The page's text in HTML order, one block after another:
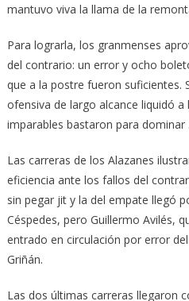
mantuvo viva la llama de la
Para lograrla, los granmenses
del contrario: un error y ocho
que a la postre fueron suficientes.
ofensiva de largo alcance liquidó
imparables bastaron para dominar
Las carreras de los Alazanes
eficiencia ante los fallos del
sin pegar jit y la del empate llegó
Céspedes, pero Guillermo Avilés,
entrado en circulación por error
Griñán.
Las dos últimas carreras llegaron